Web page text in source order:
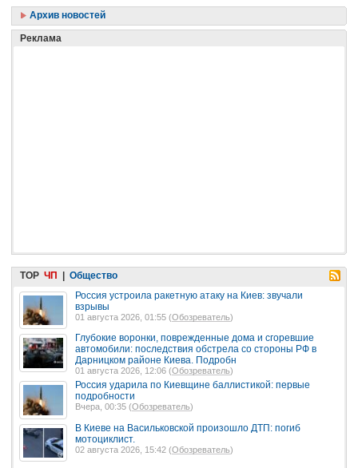
Архив новостей
Реклама
TOP ЧП | Общество
Россия устроила ракетную атаку на Киев: звучали
взрывы
01 августа 2026, 01:55 (Обозреватель)
Глубокие воронки, поврежденные дома и сгоревшие
автомобили: последствия обстрела со стороны РФ в
Дарницком районе Киева. Подробн
01 августа 2026, 12:06 (Обозреватель)
Россия ударила по Киевщине баллистикой: первые
подробности
Вчера, 00:35 (Обозреватель)
В Киеве на Васильковской произошло ДТП: погиб
мотоциклист.
02 августа 2026, 15:42 (Обозреватель)